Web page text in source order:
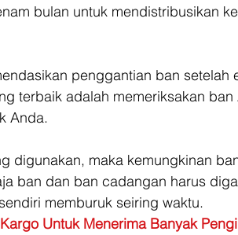
bulan untuk mendistribusikan
penggantian ban setelah
terbaik adalah memeriksakan
Anda.
digunakan, maka kemungkinan
ban dan ban cadangan harus
memburuk seiring waktu.
Untuk Menerima Banyak